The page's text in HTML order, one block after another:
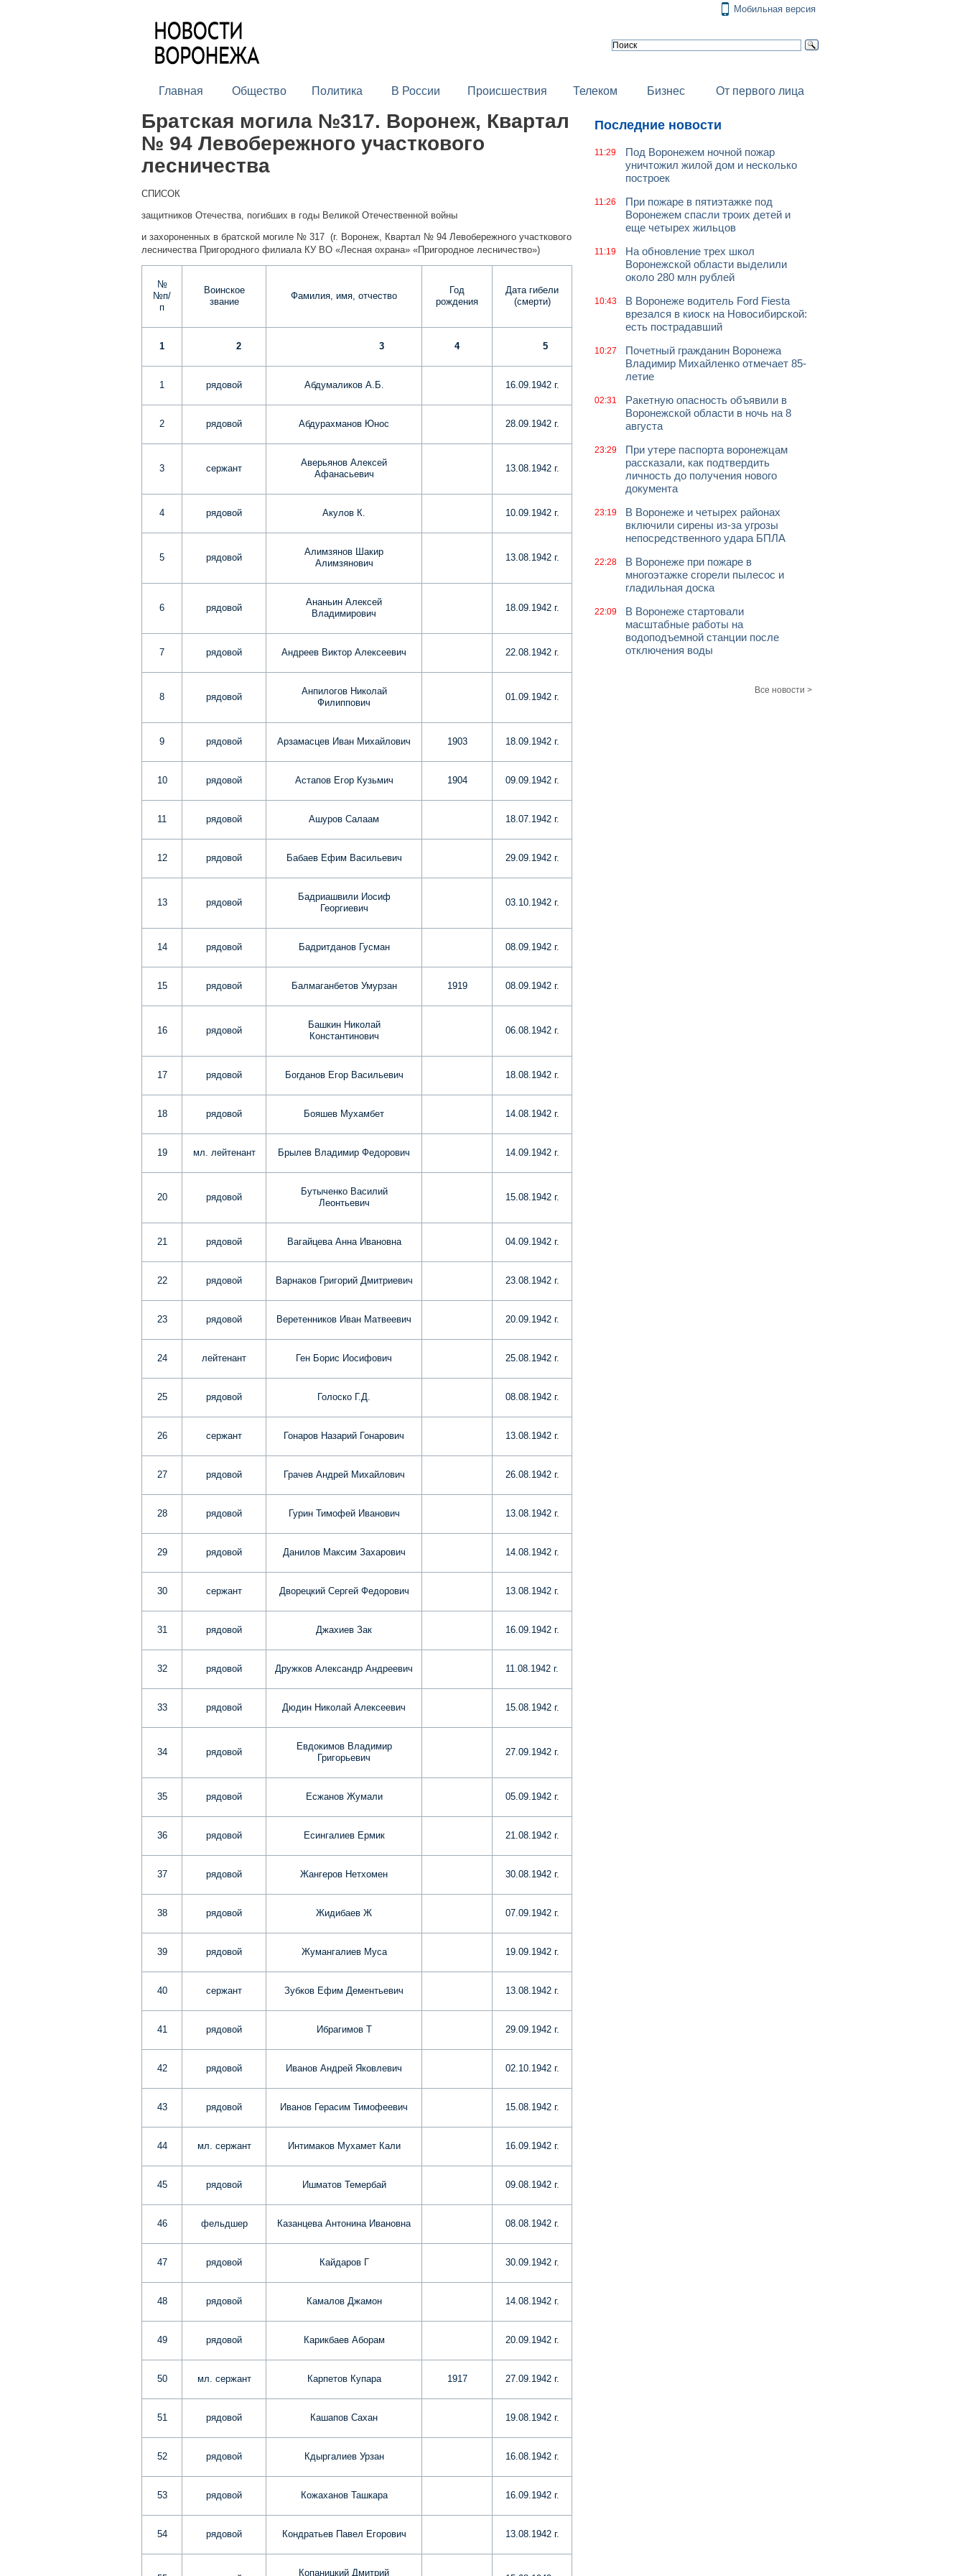
Мобильная версия
Главная Общество Политика В России Происшествия Телеком Бизнес От первого лица
Братская могила №317. Воронеж, Квартал
№ 94 Левобережного участкового
лесничества
СПИСОК
защитников Отечества, погибших в годы Великой Отечественной войны
и захороненных в братской могиле № 317 (г. Воронеж, Квартал № 94 Левобережного участкового
лесничества Пригородного филиала КУ ВО «Лесная охрана» «Пригородное лесничество»)
№
№п/
п
Воинское
звание
Фамилия, имя, отчество
Год
рождения
Дата гибели
(смерти)
1 2 3 4 5
1 рядовой Абдумаликов А.Б. 16.09.1942 г.
2 рядовой Абдурахманов Юнос 28.09.1942 г.
3 сержант
Аверьянов Алексей
Афанасьевич
13.08.1942 г.
4 рядовой Акулов К. 10.09.1942 г.
5 рядовой
Алимзянов Шакир
Алимзянович
13.08.1942 г.
6 рядовой
Ананьин Алексей
Владимирович
18.09.1942 г.
7 рядовой Андреев Виктор Алексеевич 22.08.1942 г.
8 рядовой
Анпилогов Николай
Филиппович
01.09.1942 г.
9 рядовой Арзамасцев Иван Михайлович 1903 18.09.1942 г.
10 рядовой Астапов Егор Кузьмич 1904 09.09.1942 г.
11 рядовой Ашуров Салаам 18.07.1942 г.
12 рядовой Бабаев Ефим Васильевич 29.09.1942 г.
13 рядовой
Бадриашвили Иосиф
Георгиевич
03.10.1942 г.
14 рядовой Бадритданов Гусман 08.09.1942 г.
15 рядовой Балмаганбетов Умурзан 1919 08.09.1942 г.
16 рядовой
Башкин Николай
Константинович
06.08.1942 г.
17 рядовой Богданов Егор Васильевич 18.08.1942 г.
18 рядовой Бояшев Мухамбет 14.08.1942 г.
19 мл. лейтенант Брылев Владимир Федорович 14.09.1942 г.
20 рядовой
Бутыченко Василий
Леонтьевич
15.08.1942 г.
21 рядовой Вагайцева Анна Ивановна 04.09.1942 г.
22 рядовой Варнаков Григорий Дмитриевич 23.08.1942 г.
23 рядовой Веретенников Иван Матвеевич 20.09.1942 г.
24 лейтенант Ген Борис Иосифович 25.08.1942 г.
25 рядовой Голоско Г.Д. 08.08.1942 г.
26 сержант Гонаров Назарий Гонарович 13.08.1942 г.
27 рядовой Грачев Андрей Михайлович 26.08.1942 г.
28 рядовой Гурин Тимофей Иванович 13.08.1942 г.
29 рядовой Данилов Максим Захарович 14.08.1942 г.
30 сержант Дворецкий Сергей Федорович 13.08.1942 г.
31 рядовой Джахиев Зак 16.09.1942 г.
32 рядовой Дружков Александр Андреевич 11.08.1942 г.
33 рядовой Дюдин Николай Алексеевич 15.08.1942 г.
34 рядовой
Евдокимов Владимир
Григорьевич
27.09.1942 г.
35 рядовой Есжанов Жумали 05.09.1942 г.
36 рядовой Есингалиев Ермик 21.08.1942 г.
37 рядовой Жангеров Нетхомен 30.08.1942 г.
38 рядовой Жидибаев Ж 07.09.1942 г.
39 рядовой Жумангалиев Муса 19.09.1942 г.
40 сержант Зубков Ефим Дементьевич 13.08.1942 г.
41 рядовой Ибрагимов Т 29.09.1942 г.
42 рядовой Иванов Андрей Яковлевич 02.10.1942 г.
43 рядовой Иванов Герасим Тимофеевич 15.08.1942 г.
44 мл. сержант Интимаков Мухамет Кали 16.09.1942 г.
45 рядовой Ишматов Темербай 09.08.1942 г.
46 фельдшер Казанцева Антонина Ивановна 08.08.1942 г.
47 рядовой Кайдаров Г 30.09.1942 г.
48 рядовой Камалов Джамон 14.08.1942 г.
49 рядовой Карикбаев Аборам 20.09.1942 г.
50 мл. сержант Карпетов Купара 1917 27.09.1942 г.
51 рядовой Кашапов Сахан 19.08.1942 г.
52 рядовой Кдыргалиев Урзан 16.08.1942 г.
53 рядовой Кожаханов Ташкара 16.09.1942 г.
54 рядовой Кондратьев Павел Егорович 13.08.1942 г.
Копаницкий Дмитрий
Последние новости
11:29
Под Воронежем ночной пожар
уничтожил жилой дом и несколько
построек
11:26
При пожаре в пятиэтажке под
Воронежем спасли троих детей и
еще четырех жильцов
11:19
На обновление трех школ
Воронежской области выделили
около 280 млн рублей
10:43
В Воронеже водитель Ford Fiesta
врезался в киоск на Новосибирской:
есть пострадавший
10:27
Почетный гражданин Воронежа
Владимир Михайленко отмечает 85-
летие
02:31
Ракетную опасность объявили в
Воронежской области в ночь на 8
августа
23:29
При утере паспорта воронежцам
рассказали, как подтвердить
личность до получения нового
документа
23:19
В Воронеже и четырех районах
включили сирены из-за угрозы
непосредственного удара БПЛА
22:28
В Воронеже при пожаре в
многоэтажке сгорели пылесос и
гладильная доска
22:09
В Воронеже стартовали
масштабные работы на
водоподъемной станции после
отключения воды
Все новости >